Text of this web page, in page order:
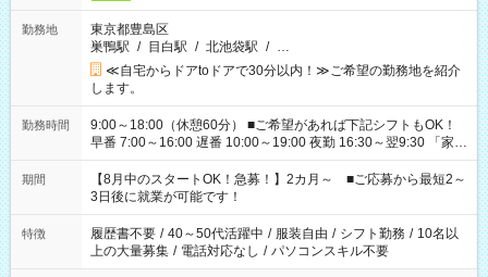
勤務地
東京都豊島区
巣鴨駅 / 目白駅 / 北池袋駅 / …
≪自宅からドアtoドアで30分以内！≫ご希望の勤務地を紹介
します。
勤務時間
9:00～18:00（休憩60分） ■ご希望があれば下記シフトもOK！
早番 7:00～16:00 遅番 10:00～19:00 夜勤 16:30～翌9:30 「家族
と休みを合わせたい」 「余裕を持って夕飯の準備がしたい」
「できれば残業はしたくない」 など、ご希望を教えてください
ね。 ※Wワーク希望の方へ 今ご覧のお仕事で希望する勤務時間
と、もう1つのお仕事の勤務時間。 合計で週40時間を超える場
合は応募できません。
期間
【8月中のスタートOK！急募！】2カ月～ ■ご応募から最短2～
3日後に就業が可能です！
特徴 履歴書不要 / 40～50代活躍中 / 服装自由 / シフト勤務 / 10名以
上の大量募集 / 電話対応なし / パソコンスキル不要